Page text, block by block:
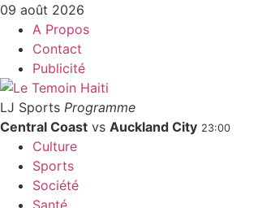
09 août 2026
A Propos
Contact
Publicité
LJ Sports Programme
Central Coast vs Auckland City 23:00
Culture
Sports
Société
Santé